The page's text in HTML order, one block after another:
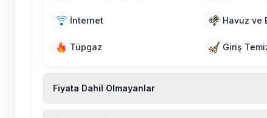
İnternet Havuz ve
Tüpgaz Giriş
Fiyata Dahil Olmayanlar